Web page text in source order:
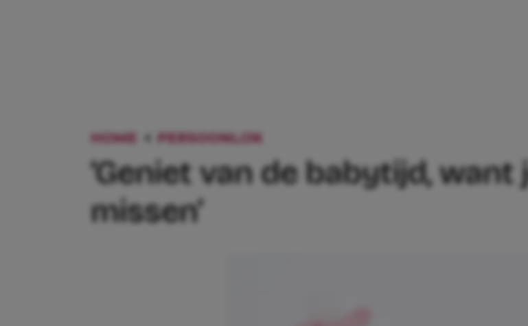
HOME PERSOONLIJK
‘Geniet van de babytijd,
missen’